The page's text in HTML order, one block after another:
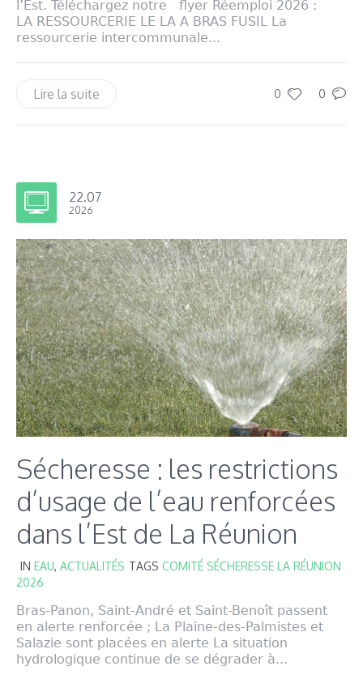
l’Est. Téléchargez notre flyer Réemploi 2026 :
LA RESSOURCERIE LE LA A BRAS FUSIL La
ressourcerie intercommunale...
0 0
Lire la suite
22.07
2026
Sécheresse : les restrictions
d’usage de l’eau renforcées
dans l’Est de La Réunion
IN EAU, ACTUALITÉS TAGS COMITÉ SÉCHERESSE LA RÉUNION
2026
Bras-Panon, Saint-André et Saint-Benoît passent
en alerte renforcée ; La Plaine-des-Palmistes et
Salazie sont placées en alerte La situation
hydrologique continue de se dégrader à...